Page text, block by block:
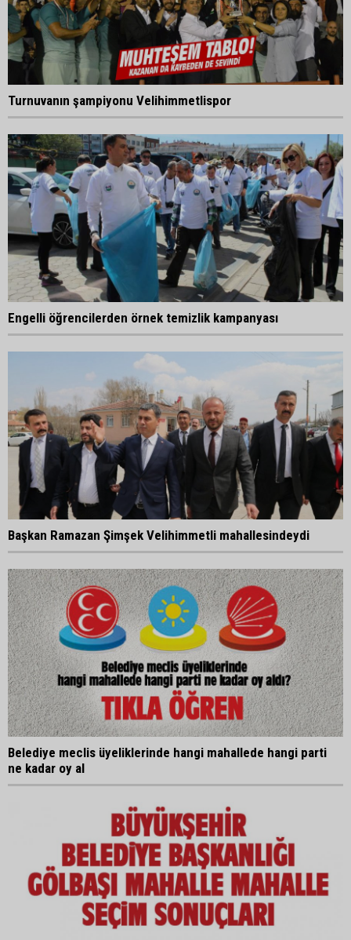
Turnuvanın şampiyonu Velihimmetlispor
Engelli öğrencilerden örnek temizlik kampanyası
Başkan Ramazan Şimşek Velihimmetli mahallesindeydi
Belediye meclis üyeliklerinde hangi mahallede hangi parti
ne kadar oy al